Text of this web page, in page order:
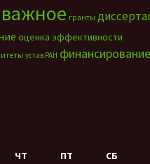
важное гранты
оценка эффективности
устав РАН финансирование
ЧТ ПТ СБ